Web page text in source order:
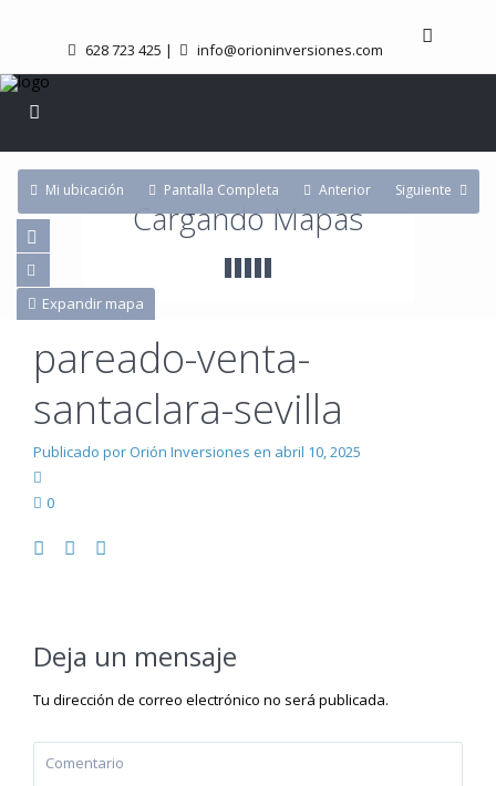
628 723 425 | info@orioninversiones.com
Cargando Mapas
Expandir mapa
Mi ubicación Pantalla Completa Anterior Siguiente
pareado-venta-
santaclara-sevilla
Publicado por Orión Inversiones en abril 10, 2025
0
Deja un mensaje
Tu dirección de correo electrónico no será publicada.